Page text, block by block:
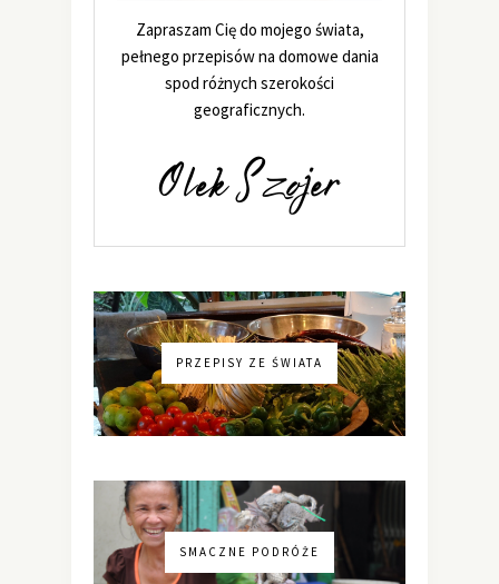
Zapraszam Cię do mojego świata,
pełnego przepisów na domowe dania
spod różnych szerokości
geograficznych.
PRZEPISY ZE ŚWIATA
SMACZNE PODRÓŻE